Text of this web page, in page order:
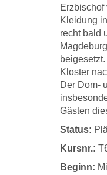
Kleidung
recht bald
Kloster
Der Dom-
Gästen
Status:
Kursnr.:
Beginn: